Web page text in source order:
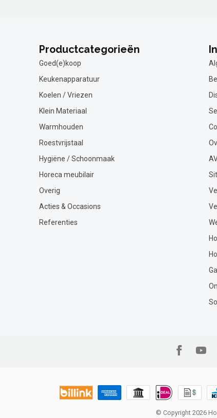
Productcategorieën
Goed(e)koop
Keukenapparatuur
Koelen / Vriezen
Klein Materiaal
Warmhouden
Roestvrijstaal
Hygiëne / Schoonmaak
Horeca meubilair
Overig
Acties & Occasions
Referenties
© Copyright 2026